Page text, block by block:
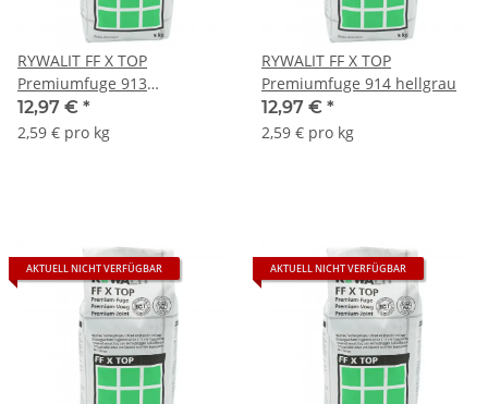
RYWALIT FF X TOP
Premiumfuge 913
dunkelgrau
12,97 € *
2,59 € pro kg
RYWALIT FF X TOP
Premiumfuge 914 hellgrau
12,97 € *
2,59 € pro kg
AKTUELL NICHT VERFÜGBAR AKTUELL NICHT VERFÜGBAR